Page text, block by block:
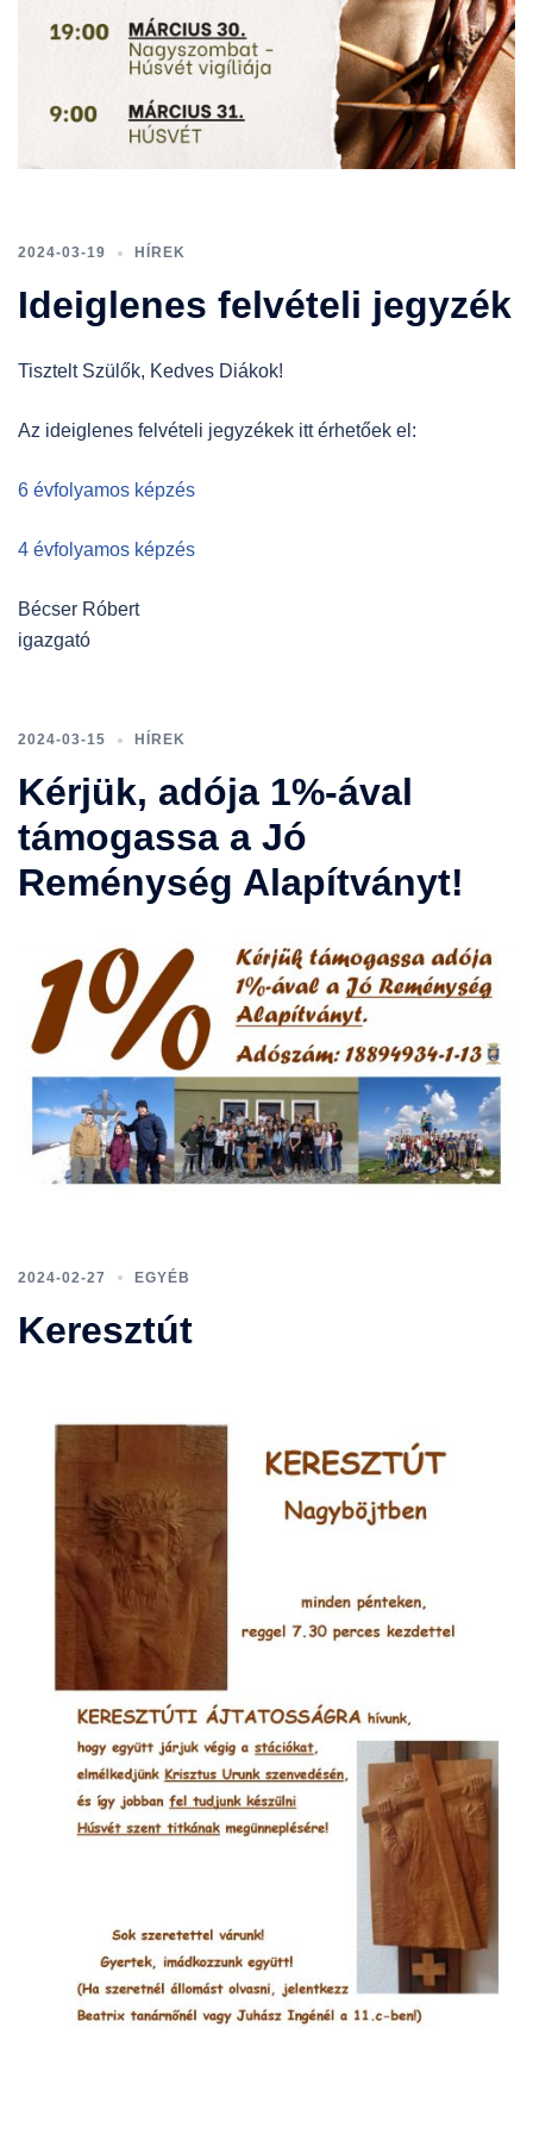
2024-03-19 HÍREK
Ideiglenes felvételi jegyzék
Tisztelt Szülők, Kedves Diákok!
Az ideiglenes felvételi jegyzékek itt érhetőek el:
6 évfolyamos képzés
4 évfolyamos képzés
Bécser Róbert
igazgató
2024-03-15 HÍREK
Kérjük, adója 1%-ával
támogassa a Jó
Reménység Alapítványt!
2024-02-27 EGYÉB
Keresztút